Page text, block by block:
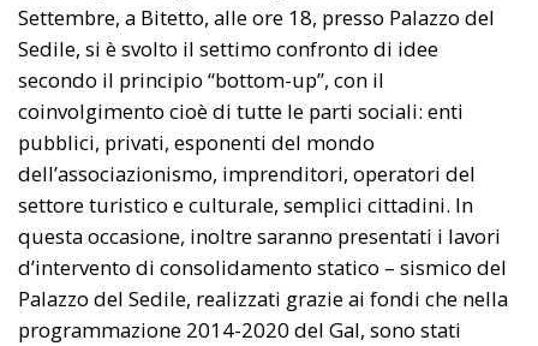
Settembre, a Bitetto, alle ore 18, presso Palazzo del
Sedile, si è svolto il settimo confronto di idee
secondo il principio “bottom-up”, con il
coinvolgimento cioè di tutte le parti sociali: enti
pubblici, privati, esponenti del mondo
dell’associazionismo, imprenditori, operatori del
settore turistico e culturale, semplici cittadini. In
questa occasione, inoltre saranno presentati i lavori
d’intervento di consolidamento statico – sismico del
Palazzo del Sedile, realizzati grazie ai fondi che nella
programmazione 2014-2020 del Gal, sono stati